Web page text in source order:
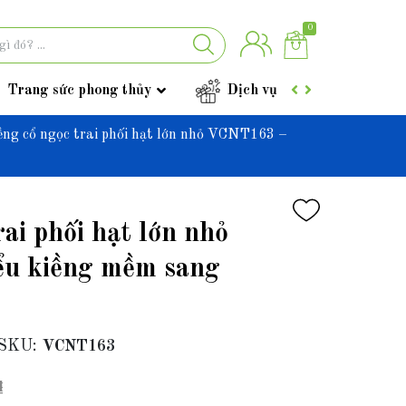
0
Trang sức phong thủy Dịch vụ
cổ ngọc trai phối hạt lớn nhỏ VCNT163 –
phối hạt lớn nhỏ
kiềng mềm sang
VCNT163